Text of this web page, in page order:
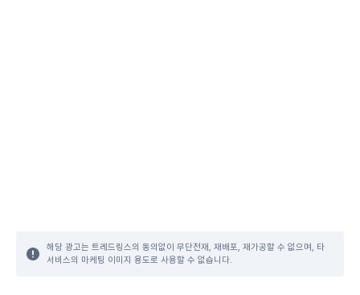
해당 광고는 트레드링스의 동의없이 무단전재, 재배포, 재가공할 수 없으며, 타
서비스의 마케팅 이미지 용도로 사용할 수 없습니다.